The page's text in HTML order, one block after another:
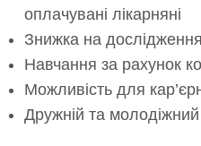
оплачувані лікарняні
Знижка на
Навчання за рахунок
Можливість для
Дружній та